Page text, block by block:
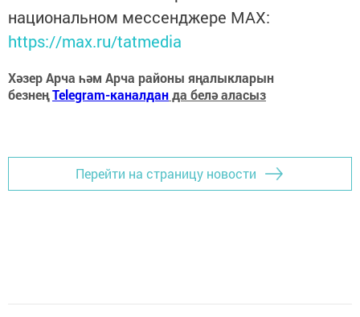
национальном мессенджере MАХ:
https://max.ru/tatmedia
Хәзер Арча һәм Арча районы яңалыкларын
безнеңTelegram-каналданда белә аласыз
Перейти на страницу новости